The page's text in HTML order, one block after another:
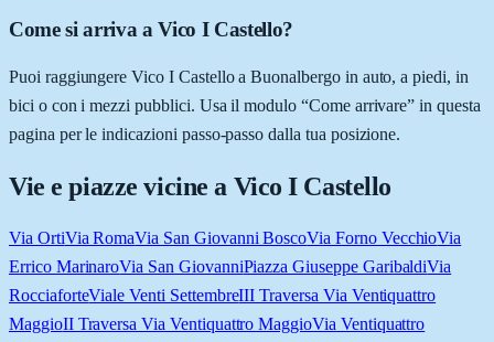
Come si arriva a Vico I Castello?
Puoi raggiungere Vico I Castello a Buonalbergo in auto, a piedi, in
bici o con i mezzi pubblici. Usa il modulo “Come arrivare” in questa
pagina per le indicazioni passo-passo dalla tua posizione.
Vie e piazze vicine a Vico I Castello
Via OrtiVia RomaVia San Giovanni BoscoVia Forno VecchioVia
Errico MarinaroVia San GiovanniPiazza Giuseppe GaribaldiVia
RocciaforteViale Venti SettembreIII Traversa Via Ventiquattro
MaggioII Traversa Via Ventiquattro MaggioVia Ventiquattro